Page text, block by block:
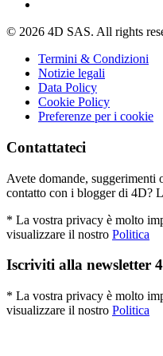
© 2026 4D SAS. All rights
Termini & Condizioni
Notizie legali
Data Policy
Cookie Policy
Preferenze per i cookie
Contattateci
Avete domande, suggerimenti
contatto con i blogger di 4D?
* La vostra privacy è molto
visualizzare il nostro Politica
Iscriviti alla newsletter
* La vostra privacy è molto
visualizzare il nostro Politica